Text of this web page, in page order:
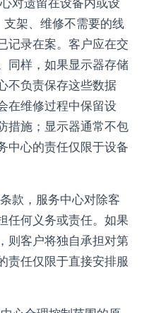
架、维修不需要的线
记录在案。客户应在交
同样，如果显示器存储
不负责保存这些数据
在维修过程中保留设
措施；显示器通常不包
中心的责任仅限于设备
款，服务中心对除客
任何义务或责任。如果
则客户将独自承担对第
责任仅限于直接安排服